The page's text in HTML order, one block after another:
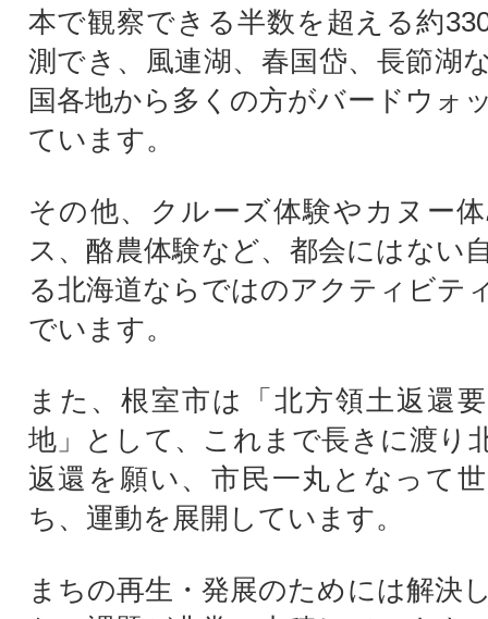
本で観察できる半数を超える約
測でき、風連湖、春国岱、長節湖
国各地から多くの方がバードウォ
ています。
その他、クルーズ体験やカヌー
ス、酪農体験など、都会にはない
る北海道ならではのアクティビテ
でいます。
また、根室市は「北方領土返還
地」として、これまで長きに渡り
返還を願い、市民一丸となって
ち、運動を展開しています。
まちの再生・発展のためには解決